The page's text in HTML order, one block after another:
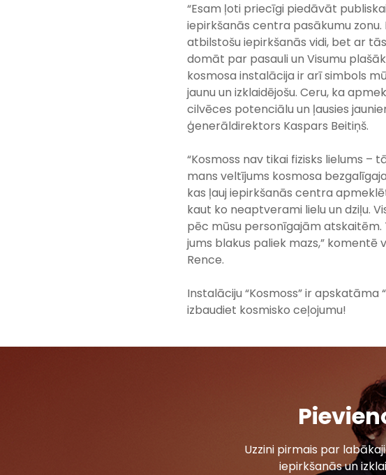
“Esam ļoti priecīgi piedāvāt
iepirkšanās centra pasākumu
atbilstošu iepirkšanās vidi, bet ar
domāt par pasauli un Visumu
kosmosa instalācija ir arī simbols
jaunu un izklaidējošu. Ceru, ka
cilvēces potenciālu un ļausies
ģenerāldirektors Kaspars Beitiņš.
“Kosmoss nav tikai fizisks lielums –
mans veltījums kosmosa
kas ļauj iepirkšanās centra
kaut ko neaptverami lielu un dziļu.
pēc mūsu personīgajām atskaitēm.
jums blakus paliek mazs,” komentē
Rence.
Instalāciju “Kosmoss” ir apskatāma
izbaudiet kosmisko ceļojumu!
Uzzini pirmais par
iepirkšanās un